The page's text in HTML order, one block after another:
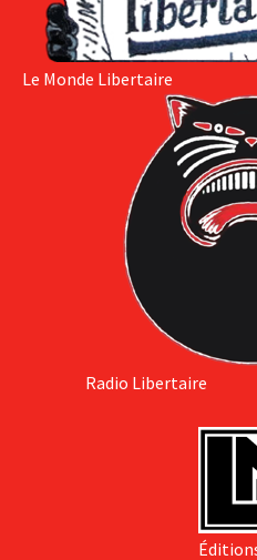
Le Monde Libertaire
Radio Libertaire